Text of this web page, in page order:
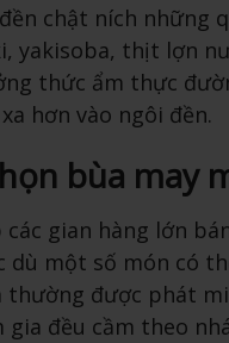
chật ních những
yakisoba, thịt lợn
thức ẩm thực
hơn vào ngôi đền.
bùa may
gian hàng lớn
dù một số món có
được phát
đều cầm theo